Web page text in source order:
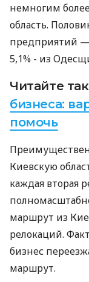
немногим
область.
предприятий —
5,1% - из
Читайте
бизнеса:
помочь
Киевскую
каждая вторая
маршрут из
релокаций.
бизнес
маршрут.